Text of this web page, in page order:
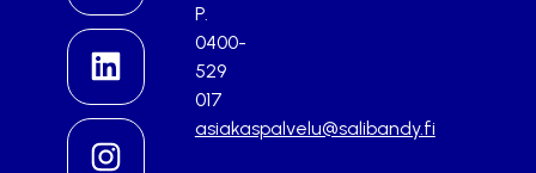
P.
0400-
529
017
asiakaspalvelu@salibandy.fi